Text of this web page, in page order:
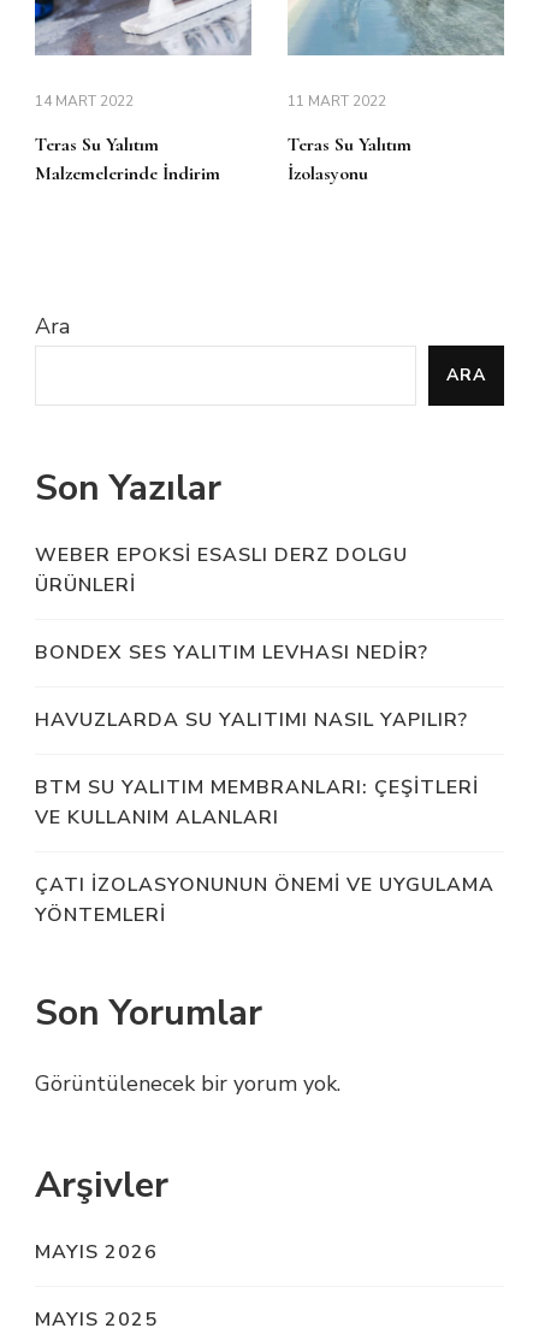
14 MART 2022
Teras Su Yalıtım
Malzemelerinde İndirim
11 MART 2022
Teras Su Yalıtım
İzolasyonu
Ara
ARA
Son Yazılar
WEBER EPOKSI ESASLI DERZ DOLGU
ÜRÜNLERI
BONDEX SES YALITIM LEVHASI NEDIR?
HAVUZLARDA SU YALITIMI NASIL YAPILIR?
BTM SU YALITIM MEMBRANLARI: ÇEŞITLERI
VE KULLANIM ALANLARI
ÇATI İZOLASYONUNUN ÖNEMI VE UYGULAMA
YÖNTEMLERI
Son Yorumlar
Görüntülenecek bir yorum yok.
Arşivler
MAYIS 2026
MAYIS 2025